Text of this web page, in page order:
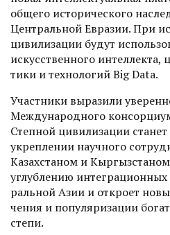
общего исторического
Центральной Евразии. При
цивилизации будут
искусственного
тики и технологий Big Data.
Участники выразили
Международного
Степной цивилизации
укреплении научного
Казахстаном и
углублению
ральной Азии и откроет
чения и популяризации
степи.